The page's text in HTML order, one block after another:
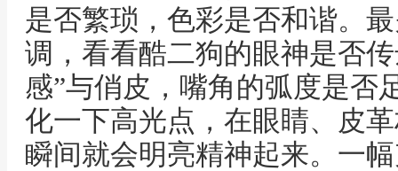
是否繁琐，色彩是否和谐。
调，看看酷二狗的眼神是否
感”与俏皮，嘴角的弧度是否
化一下高光点，在眼睛、皮
瞬间就会明亮精神起来。一